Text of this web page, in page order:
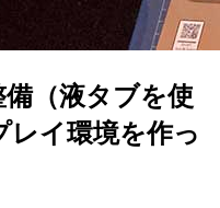
（液タブを使
イ環境を作っ